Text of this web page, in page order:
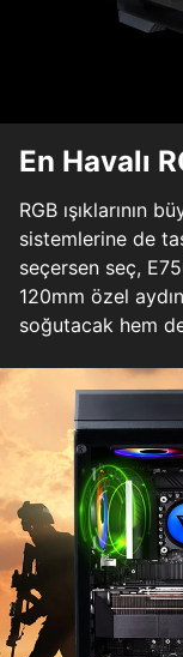
En Havalı
RGB ışıklarının
sistemlerine de
seçersen seç,
120mm özel
soğutacak hem